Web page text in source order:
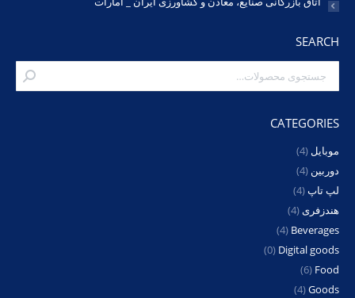
SEARCH
CATEGORIES
موبایل (4)
دوربین (4)
لپ تاپ(4)
هندزفری(4)
Beverages
(4)
Digital goods
(0)
Food
(6)
Goods
(4)